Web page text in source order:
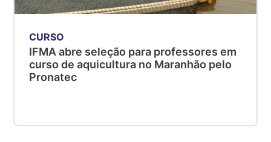
CURSO
IFMA abre seleção para professores em
curso de aquicultura no Maranhão pelo
Pronatec